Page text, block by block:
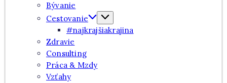
Bývanie
Cestovanie
#najkrajšiakrajina
Zdravie
Consulting
Práca & Mzdy
Vzťahy